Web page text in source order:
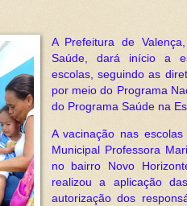
A Prefeitura de
Saúde, dará início a
escolas, seguindo as
por meio do Programa
do Programa Saúde na
A vacinação nas
Municipal Professora
no bairro Novo
realizou a aplicação
autorização dos